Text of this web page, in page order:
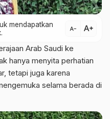
mendapatkan
text_decrease text_increase
Arab Saudi ke
hanya menyita perhatian
tetapi juga karena
selama berada di